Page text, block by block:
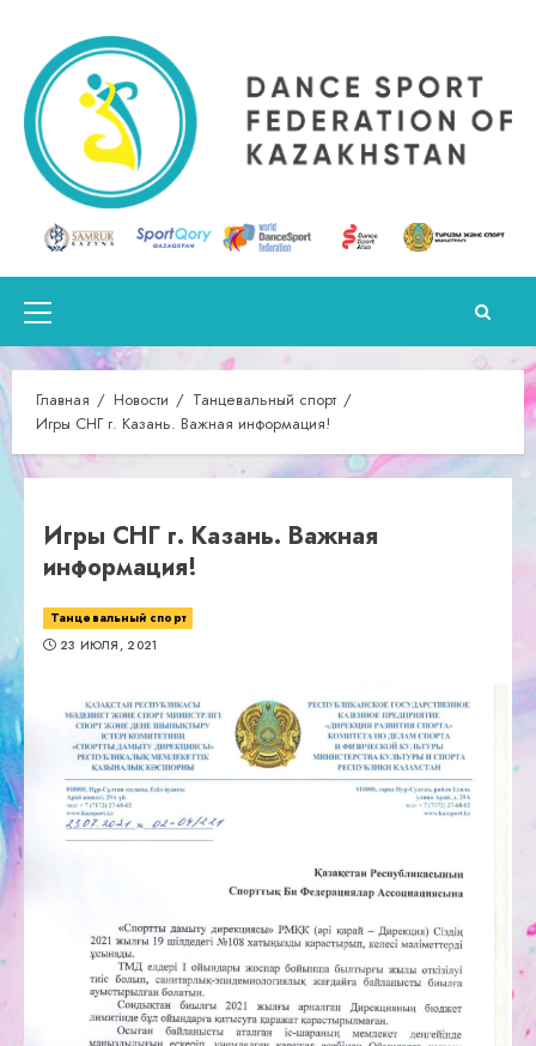
содержимому
Основное
меню
Главная Новости
Танцевальный спорт
Игры СНГ г. Казань. Важная информация!
Танцевальный спорт
Игры СНГ г. Казань. Важная
информация!
23 ИЮЛЯ, 2021